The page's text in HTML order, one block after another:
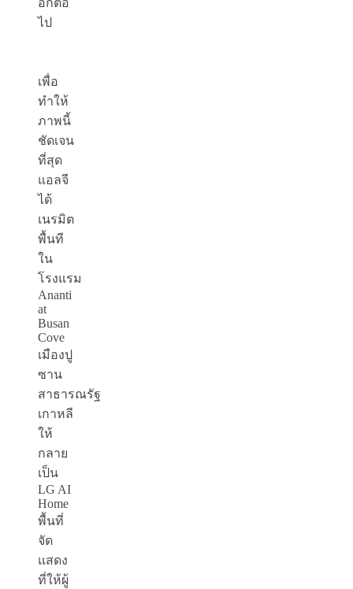
อีกต่อ
ไป
เพื่อ
ทำให้
ภาพนี้
ชัดเจน
ที่สุด
แอลจี
ได้
เนรมิต
พื้นที
ใน
โรงแรม
Ananti
at
Busan
Cove
เมืองปู
ซาน
สาธารณรัฐ
เกาหลี
ให้
กลาย
เป็น
LG AI
Home
พื้นที่
จัด
แสดง
ที่ให้ผู้